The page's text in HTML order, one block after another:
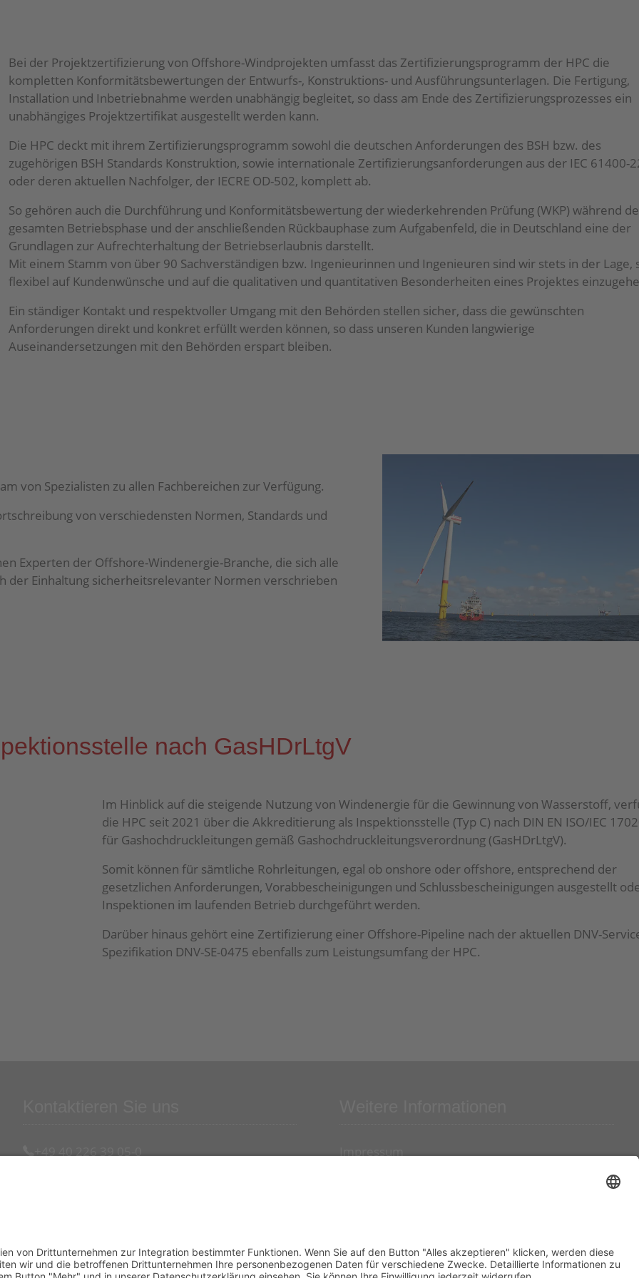
Bei der Projektzertifizierung von Offshore-Windprojekten umfasst das Zertifizierungsprogramm der HPC die
kompletten Konformitätsbewertungen der Entwurfs-, Konstruktions- und Ausführungsunterlagen. Die Fertigung,
Installation und Inbetriebnahme werden unabhängig begleitet, so dass am Ende des Zertifizierungsprozesses ein
unabhängiges Projektzertifikat ausgestellt werden kann.
Die HPC deckt mit ihrem Zertifizierungsprogramm sowohl die deutschen Anforderungen des BSH bzw. des
zugehörigen BSH Standards Konstruktion, sowie internationale Zertifizierungsanforderungen aus der IEC 61400-
oder deren aktuellen Nachfolger, der IECRE OD-502, komplett ab.
So gehören auch die Durchführung und Konformitätsbewertung der wiederkehrenden Prüfung (WKP) während
gesamten Betriebsphase und der anschließenden Rückbauphase zum Aufgabenfeld, die in Deutschland eine der
Grundlagen zur Aufrechterhaltung der Betriebserlaubnis darstellt.
Mit einem Stamm von über 90 Sachverständigen bzw. Ingenieurinnen und Ingenieuren sind wir stets in der Lage,
flexibel auf Kundenwünsche und auf die qualitativen und quantitativen Besonderheiten eines Projektes
Ein ständiger Kontakt und respektvoller Umgang mit den Behörden stellen sicher, dass die gewünschten
Anforderungen direkt und konkret erfüllt werden können, so dass unseren Kunden langwierige
Auseinandersetzungen mit den Behörden erspart bleiben.
von Spezialisten zu allen Fachbereichen zur Verfügung.
von verschiedensten Normen, Standards und
Experten der Offshore-Windenergie-Branche, die sich alle
der Einhaltung sicherheitsrelevanter Normen verschrieben
nach GasHDrLtgV
Im Hinblick auf die steigende Nutzung von Windenergie für die Gewinnung von Wasserstoff,
die HPC seit 2021 über die Akkreditierung als Inspektionsstelle (Typ C) nach DIN EN ISO/IEC
für Gashochdruckleitungen gemäß Gashochdruckleitungsverordnung (GasHDrLtgV).
Somit können für sämtliche Rohrleitungen, egal ob onshore oder offshore, entsprechend der
gesetzlichen Anforderungen, Vorabbescheinigungen und Schlussbescheinigungen ausgestellt
Inspektionen im laufenden Betrieb durchgeführt werden.
Darüber hinaus gehört eine Zertifizierung einer Offshore-Pipeline nach der aktuellen DNV-
Spezifikation DNV-SE-0475 ebenfalls zum Leistungsumfang der HPC.
+49 40 226 39 05-0
Impressum